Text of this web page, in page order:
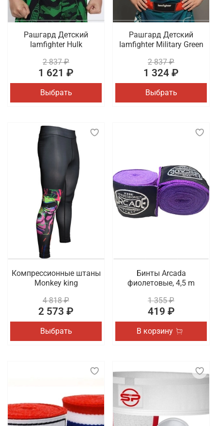
Рашгард Детский
Iamfighter Hulk
2 837 ₽
1 621 ₽
Выбрать
Рашгард Детский
Iamfighter Military Green
2 837 ₽
1 324 ₽
Выбрать
Компрессионные штаны
Monkey king
4 818 ₽
2 573 ₽
Выбрать
Бинты Arcada
фиолетовые, 4,5 m
1 355 ₽
419 ₽
В корзину